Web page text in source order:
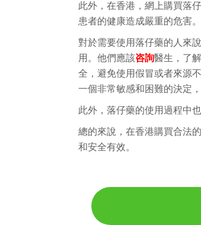
此外，在香港，網上購買落
患者的健康造成嚴重的危害。
對於需要使用落仔藥的人來
用。他們應該咨詢醫生，了
全，避免使用假冒或者來源
一個非常敏感和困難的決定
此外，落仔藥的使用過程中
總的來說，在香港購買合法
和安全有效。